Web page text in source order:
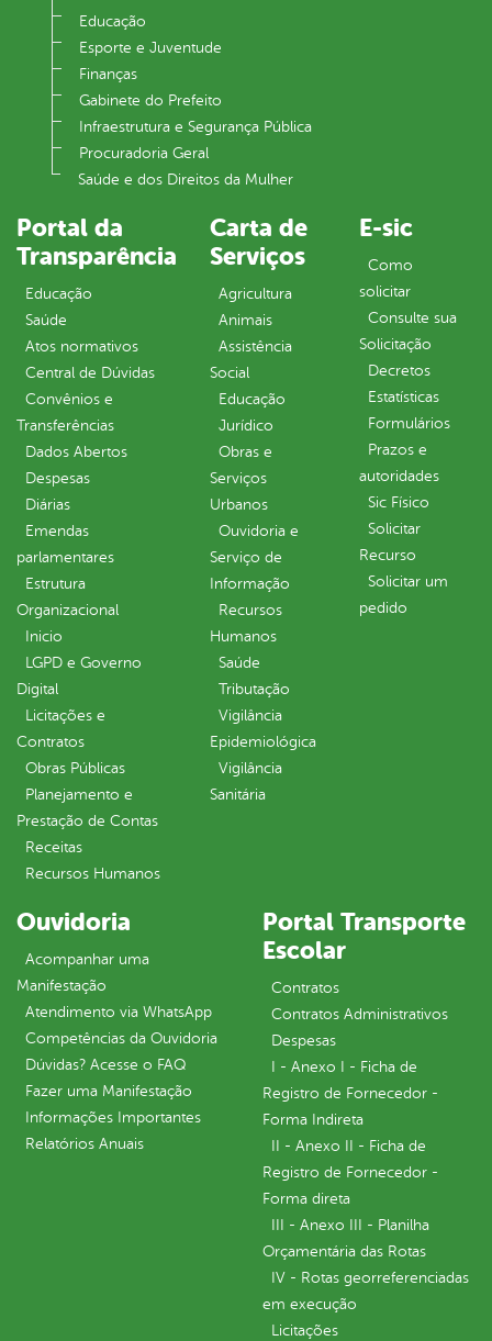
Educação
Esporte e Juventude
Finanças
Gabinete do Prefeito
Infraestrutura e Segurança Pública
Procuradoria Geral
Saúde e dos Direitos da Mulher
Portal da
Transparência
Educação
Saúde
Atos normativos
Central de Dúvidas
Convênios e
Transferências
Dados Abertos
Despesas
Diárias
Emendas
parlamentares
Estrutura
Organizacional
Inicio
LGPD e Governo
Digital
Licitações e
Contratos
Obras Públicas
Planejamento e
Prestação de Contas
Receitas
Recursos Humanos
Carta de
Serviços
Agricultura
Animais
Assistência
Social
Educação
Jurídico
Obras e
Serviços
Urbanos
Ouvidoria e
Serviço de
Informação
Recursos
Humanos
Saúde
Tributação
Vigilância
Epidemiológica
Vigilância
Sanitária
E-sic
Como
solicitar
Consulte sua
Solicitação
Decretos
Estatísticas
Formulários
Prazos e
autoridades
Sic Físico
Solicitar
Recurso
Solicitar um
pedido
Ouvidoria
Acompanhar uma
Manifestação
Atendimento via WhatsApp
Competências da Ouvidoria
Dúvidas? Acesse o FAQ
Fazer uma Manifestação
Informações Importantes
Relatórios Anuais
Portal Transporte
Escolar
Contratos
Contratos Administrativos
Despesas
I - Anexo I - Ficha de
Registro de Fornecedor -
Forma Indireta
II - Anexo II - Ficha de
Registro de Fornecedor -
Forma direta
III - Anexo III - Planilha
Orçamentária das Rotas
IV - Rotas georreferenciadas
em execução
Licitações